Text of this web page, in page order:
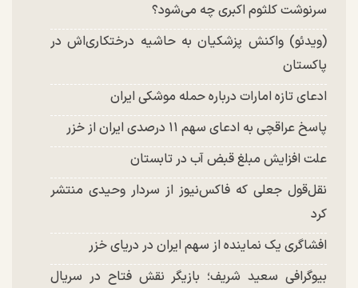
سرنوشت کلثوم اکبری چه می‌شود؟
(ویدئو) واکنش پزشکیان به حاشیه درختکاری‌اش در
پاکستان
ادعای تازه امارات درباره حمله موشکی ایران
پاسخ عراقچی به ادعای سهم ۱۱ درصدی ایران از خزر
علت افزایش مبلغ قبض آب در تابستان
نقل‌قول جعلی که فاکس‌نیوز از سردار وحیدی منتشر
کرد
افشاگری یک نماینده از سهم ایران در دریای خزر
بیوگرافی سعید شریف؛ بازیگر نقش فتاح در سریال